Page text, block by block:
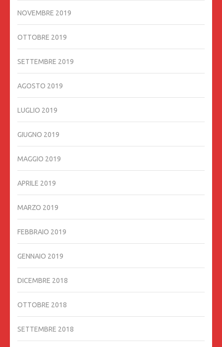
NOVEMBRE 2019
OTTOBRE 2019
SETTEMBRE 2019
AGOSTO 2019
LUGLIO 2019
GIUGNO 2019
MAGGIO 2019
APRILE 2019
MARZO 2019
FEBBRAIO 2019
GENNAIO 2019
DICEMBRE 2018
OTTOBRE 2018
SETTEMBRE 2018